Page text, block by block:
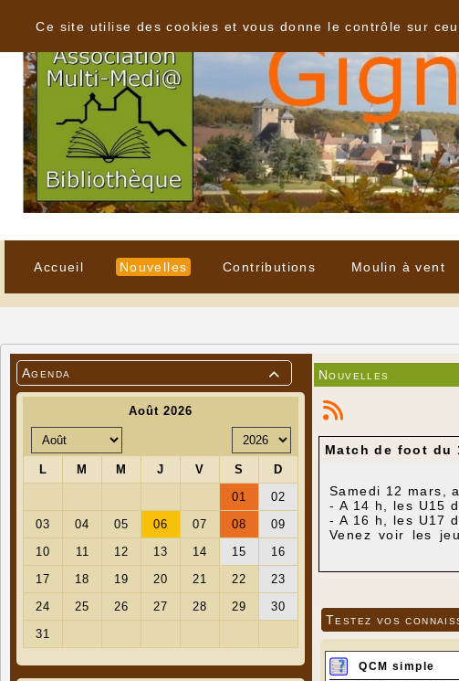
Accueil Nouvelles Contributions Moulin à vent

Agenda Nouvelles
Match de foot du
Samedi 12 mars,
- A 14 h, les U15
- A 16 h, les U17
Venez voir les
Nos U15 font un
bien partie, avec
Coupe du Lot, il
A savoir que les
Testez vos
QCM simple
Ce site utilise des cookies et vous donne le contrôle sur